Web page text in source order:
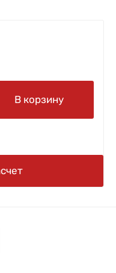
В корзину